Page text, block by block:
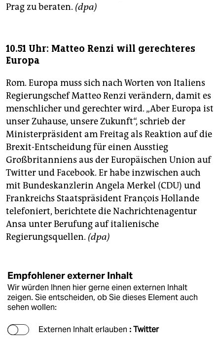
Prag zu beraten. (dpa)
10.51 Uhr: Matteo Renzi will gerechteres
Europa
Rom. Europa muss sich nach Worten von Italiens
Regierungschef Matteo Renzi verändern, damit es
menschlicher und gerechter wird. „Aber Europa ist
unser Zuhause, unsere Zukunft“, schrieb der
Ministerpräsident am Freitag als Reaktion auf die
Brexit-Entscheidung für einen Ausstieg
Großbritanniens aus der Europäischen Union auf
Twitter und Facebook. Er habe inzwischen auch
mit Bundeskanzlerin Angela Merkel (CDU) und
Frankreichs Staatspräsident François Hollande
telefoniert, berichtete die Nachrichtenagentur
Ansa unter Berufung auf italienische
Regierungsquellen. (dpa)
Empfohlener externer Inhalt
Wir würden Ihnen hier gerne einen externen Inhalt
zeigen. Sie entscheiden, ob Sie dieses Element auch
sehen wollen:
Externen Inhalt erlauben : Twitter